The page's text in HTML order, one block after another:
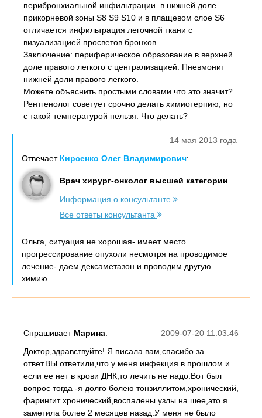
перибронхиальной инфильтрации. в нижней доле
прикорневой зоны S8 S9 S10 и в плащевом слое S6
отличается инфильтрация легочной ткани с
визуализацией просветов бронхов.
Заключение: периферическое образование в верхней
доле правого легкого с централизацией. Пневмонит
нижней доли правого легкого.
Можете объяснить простыми словами что это значит?
Рентгенолог советует срочно делать химиотерпию, но
с такой температурой нельзя. Что делать?
14 мая 2013 года
Отвечает Кирсенко Олег Владимирович:
Врач хирург-онколог высшей категории
Информация о консультанте
Все ответы консультанта
Ольга, ситуация не хорошая- имеет место
прогрессирование опухоли несмотря на проводимое
лечение- даем дексаметазон и проводим другую
химию.
2009-07-20 11:03:46
Спрашивает Марина:
Доктор,здравствуйте! Я писала вам,спасибо за
ответ.ВЫ ответили,что у меня инфекция в прошлом и
если ее нет в крови ДНК,то лечить не надо.Вот был
вопрос тогда -я долго болею тонзиллитом,хронический,
фарингит хронический,воспалены узлы на шее,это я
заметила более 2 месяцев назад.У меня не было